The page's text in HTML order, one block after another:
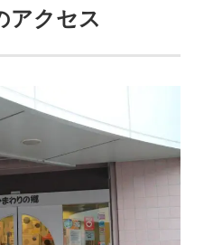
アクセス